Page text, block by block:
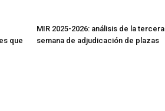
que
MIR 2025-2026: análisis de la tercera
semana de adjudicación de plazas